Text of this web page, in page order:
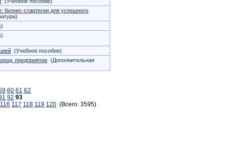
бизнес-стартегии для успешного
(Учебное пособие)
предприятие (Дополнительная
60 61 62
92 93
116 117 118 119 120 (Всего: 3595)